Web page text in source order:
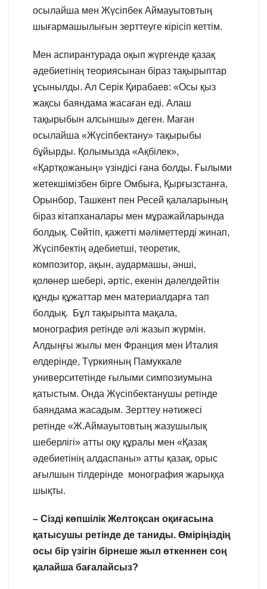
осылайша мен Жүсіпбек Аймауытовтың
шығармашылығын зерттеуге кірісіп кеттім.
Мен аспирантурада оқып жүргенде қазақ
әдебиетінің теориясынан біраз тақырыптар
ұсынылды. Ал Серік Қирабаев: «Осы қыз
жақсы баяндама жасаған еді. Алаш
тақырыбын алсыншы» деген. Маған
осылайша «Жүсіпбектану» тақырыбы
бұйырды. Қолымызда «Ақбілек»,
«Қартқожаның» үзіндісі ғана болды. Ғылыми
жетекшімізбен бірге Омбыға, Қырғызстанға,
Орынбор, Ташкент пен Ресей қалаларының
біраз кітапханалары мен мұражайларында
болдық. Сөйтіп, қажетті мәліметтерді жинап,
Жүсіпбектің әдебиетші, теоретик,
композитор, ақын, аудармашы, әнші,
қолөнер шебері, әртіс, екенін дәлелдейтін
құнды құжаттар мен материалдарға тап
болдық. Бұл тақырыпта мақала,
монография ретінде әлі жазып жүрмін.
Алдыңғы жылы мен Франция мен Италия
елдерінде, Түркияның Памуккале
университетінде ғылыми симпозиумына
қатыстым. Онда Жүсіпбектанушы ретінде
баяндама жасадым. Зерттеу нәтижесі
ретінде «Ж.Аймауытовтың жазушылық
шеберлігі» атты оқу құралы мен «Қазақ
әдебиетінің алдаспаны» атты қазақ, орыс
ағылшын тілдерінде монография жарыққа
шықты.
– Сізді көпшілік Желтоқсан оқиғасына
қатысушы ретінде де таниды. Өміріңіздің
осы бір үзігін бірнеше жыл өткеннен соң
қалайша бағалайсыз?